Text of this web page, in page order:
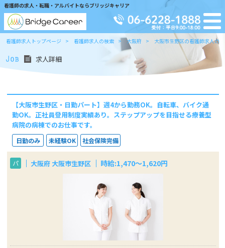
看護師の求人・転職・アルバイトならブリッジキャリア
看護師求人トップページ 看護師求人の検索 大阪府 大阪市生野区の看護師求人の
求人詳細
【大阪市生野区・日勤パート】週4から勤務OK。自転車、バイク通
勤OK。正社員登用制度実績あり。ステップアップを目指せる療養型
病院の病棟でのお仕事です。
日勤のみ 未経験OK 社会保険完備
パ 大阪府 大阪市生野区 時給:1,470～1,620円